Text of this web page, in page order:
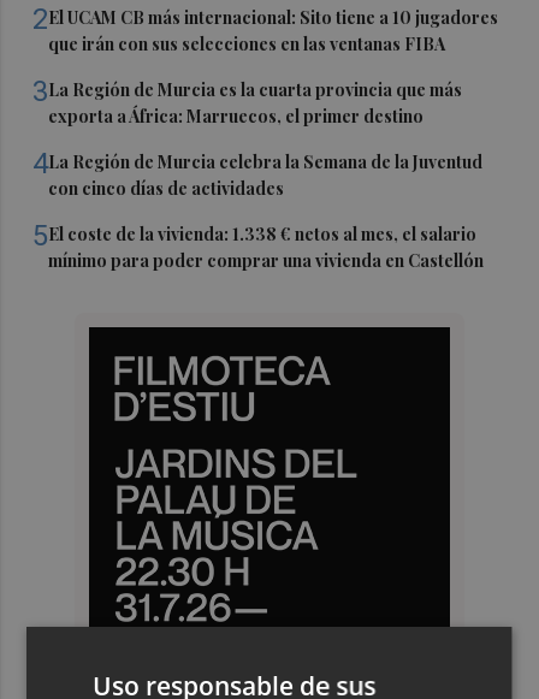
2El UCAM CB más internacional: Sito tiene a 10 jugadores
que irán con sus selecciones en las ventanas FIBA
3La Región de Murcia es la cuarta provincia que más
exporta a África: Marruecos, el primer destino
4La Región de Murcia celebra la Semana de la Juventud
con cinco días de actividades
5El coste de la vivienda: 1.338 € netos al mes, el salario
mínimo para poder comprar una vivienda en Castellón
Uso responsable de sus